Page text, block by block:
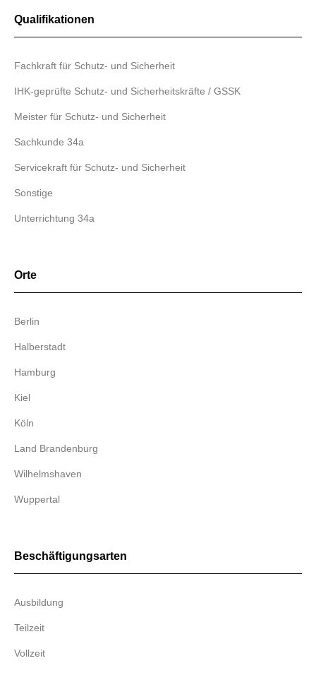
Qualifikationen
Fachkraft für Schutz- und Sicherheit
IHK-geprüfte Schutz- und Sicherheitskräfte / GSSK
Meister für Schutz- und Sicherheit
Sachkunde 34a
Servicekraft für Schutz- und Sicherheit
Sonstige
Unterrichtung 34a
Orte
Berlin
Halberstadt
Hamburg
Kiel
Köln
Land Brandenburg
Wilhelmshaven
Wuppertal
Beschäftigungsarten
Ausbildung
Teilzeit
Vollzeit